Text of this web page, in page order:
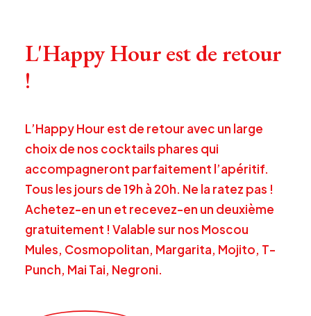
L'Happy Hour est de retour
!
L’Happy Hour est de retour avec un large
choix de nos cocktails phares qui
accompagneront parfaitement l’apéritif.
Tous les jours de 19h à 20h. Ne la ratez pas !
Achetez-en un et recevez-en un deuxième
gratuitement ! Valable sur nos Moscou
Mules, Cosmopolitan, Margarita, Mojito, T-
Punch, Mai Tai, Negroni.